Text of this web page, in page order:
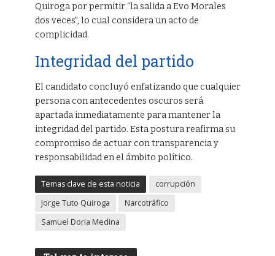
Quiroga por permitir “la salida a Evo Morales
dos veces”, lo cual considera un acto de
complicidad.
Integridad del partido
El candidato concluyó enfatizando que cualquier
persona con antecedentes oscuros será
apartada inmediatamente para mantener la
integridad del partido. Esta postura reafirma su
compromiso de actuar con transparencia y
responsabilidad en el ámbito político.
Temas clave de esta noticia
corrupción
Jorge Tuto Quiroga
Narcotráfico
Samuel Doria Medina